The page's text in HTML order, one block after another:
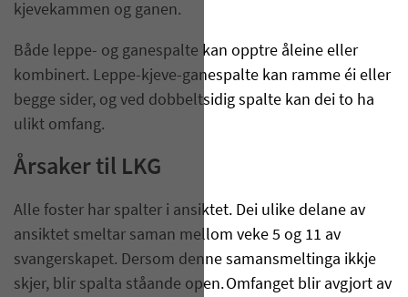
kjevekammen og ganen.
Både leppe- og ganespalte kan opptre åleine eller
kombinert. Leppe-kjeve-ganespalte kan ramme éi eller
begge sider, og ved dobbeltsidig spalte kan dei to ha
ulikt omfang.
Årsaker til LKG
Alle foster har spalter i ansiktet. Dei ulike delane av
ansiktet smeltar saman mellom veke 5 og 11 av
svangerskapet. Dersom denne samansmeltinga ikkje
skjer, blir spalta ståande open. Omfanget blir avgjort av